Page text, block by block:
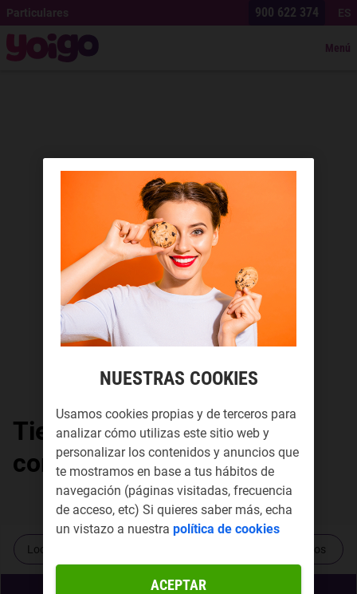
Particulares 900 622 374 ES
Menú
Tiendas Yoigo por
comunidad autónoma
Localiza tu tienda más cercana Contacta con nosotros
NUESTRAS COOKIES
Usamos cookies propias y de terceros para
analizar cómo utilizas este sitio web y
personalizar los contenidos y anuncios que
te mostramos en base a tus hábitos de
navegación (páginas visitadas, frecuencia
de acceso, etc) Si quieres saber más, echa
un vistazo a nuestra política de cookies
ACEPTAR